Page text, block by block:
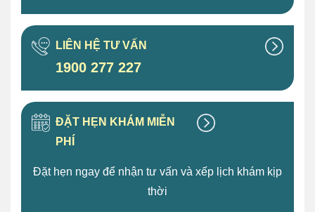
LIÊN HỆ TƯ VẤN
1900 277 227
ĐẶT HẸN KHÁM MIỄN
PHÍ
Đặt hẹn ngay để nhận tư vấn và xếp lịch khám kịp
thời